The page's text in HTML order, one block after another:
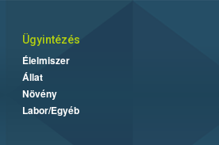
Ügyintézés
Élelmiszer
Állat
Növény
Labor/Egyéb